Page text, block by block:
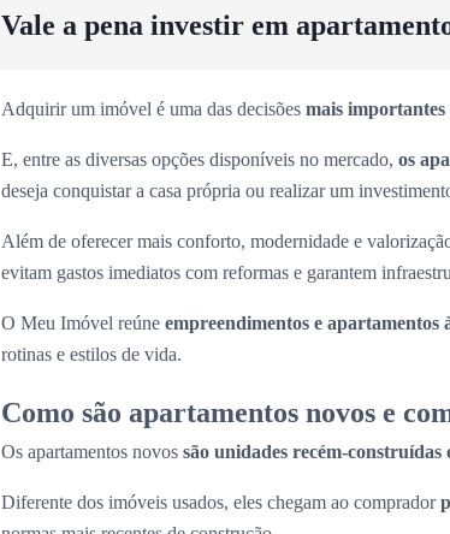
Vale a pena investir em
Adquirir um imóvel é uma das decisões mais importantes
E, entre as diversas opções disponíveis no mercado, os
deseja conquistar a casa própria ou realizar um
Além de oferecer mais conforto, modernidade e
evitam gastos imediatos com reformas e garantem
O Meu Imóvel reúne empreendimentos e apartamentos
rotinas e estilos de vida.
Como são apartamentos novos e
Os apartamentos novos são unidades recém-
Diferente dos imóveis usados, eles chegam ao comprador